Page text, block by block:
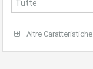
Altre Caratteristiche